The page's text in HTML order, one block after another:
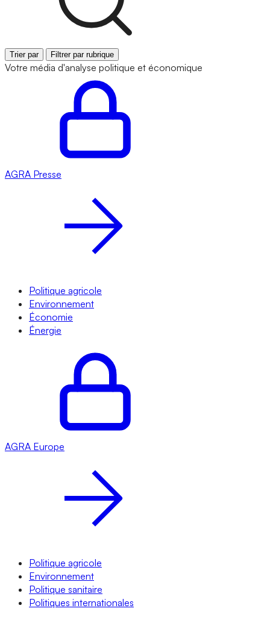
Trier par Filtrer par rubrique
Votre média d'analyse politique et économique
AGRA Presse
Politique agricole
Environnement
Économie
Énergie
AGRA Europe
Politique agricole
Environnement
Politique sanitaire
Politiques internationales